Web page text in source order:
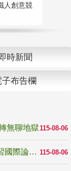
人創意競
時新聞
子布告欄
115-08-06
無聊地獄
115-08-06
匯聚全球視野深化師生AI素養 2026數位學習國際論壇高雄登場